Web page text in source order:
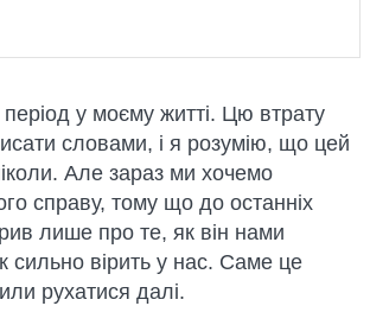
у моєму житті. Цю втрату
словами, і я розумію, що цей
Але зараз ми хочемо
справу, тому що до останніх
лише про те, як він нами
сильно вірить у нас. Саме це
рухатися далі.